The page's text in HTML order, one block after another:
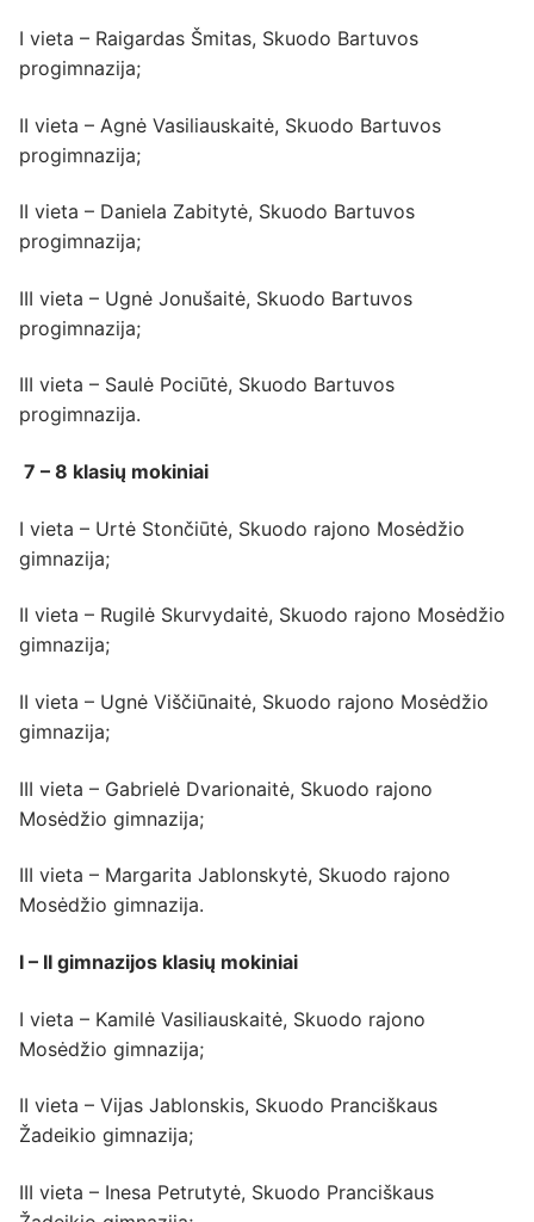
I vieta – Raigardas Šmitas, Skuodo Bartuvos
progimnazija;
II vieta – Agnė Vasiliauskaitė, Skuodo Bartuvos
progimnazija;
II vieta – Daniela Zabitytė, Skuodo Bartuvos
progimnazija;
III vieta – Ugnė Jonušaitė, Skuodo Bartuvos
progimnazija;
III vieta – Saulė Pociūtė, Skuodo Bartuvos
progimnazija.
7 – 8 klasių mokiniai
I vieta – Urtė Stončiūtė, Skuodo rajono Mosėdžio
gimnazija;
II vieta – Rugilė Skurvydaitė, Skuodo rajono Mosėdžio
gimnazija;
II vieta – Ugnė Viščiūnaitė, Skuodo rajono Mosėdžio
gimnazija;
III vieta – Gabrielė Dvarionaitė, Skuodo rajono
Mosėdžio gimnazija;
III vieta – Margarita Jablonskytė, Skuodo rajono
Mosėdžio gimnazija.
I – II gimnazijos klasių mokiniai
I vieta – Kamilė Vasiliauskaitė, Skuodo rajono
Mosėdžio gimnazija;
II vieta – Vijas Jablonskis, Skuodo Pranciškaus
Žadeikio gimnazija;
III vieta – Inesa Petrutytė, Skuodo Pranciškaus